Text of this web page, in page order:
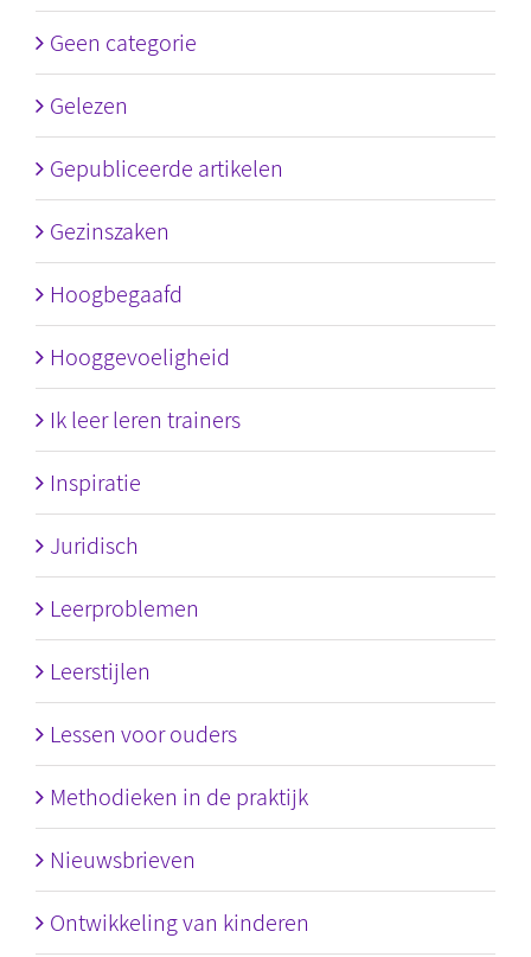
Geen categorie
Gelezen
Gepubliceerde artikelen
Gezinszaken
Hoogbegaafd
Hooggevoeligheid
Ik leer leren trainers
Inspiratie
Juridisch
Leerproblemen
Leerstijlen
Lessen voor ouders
Methodieken in de praktijk
Nieuwsbrieven
Ontwikkeling van kinderen